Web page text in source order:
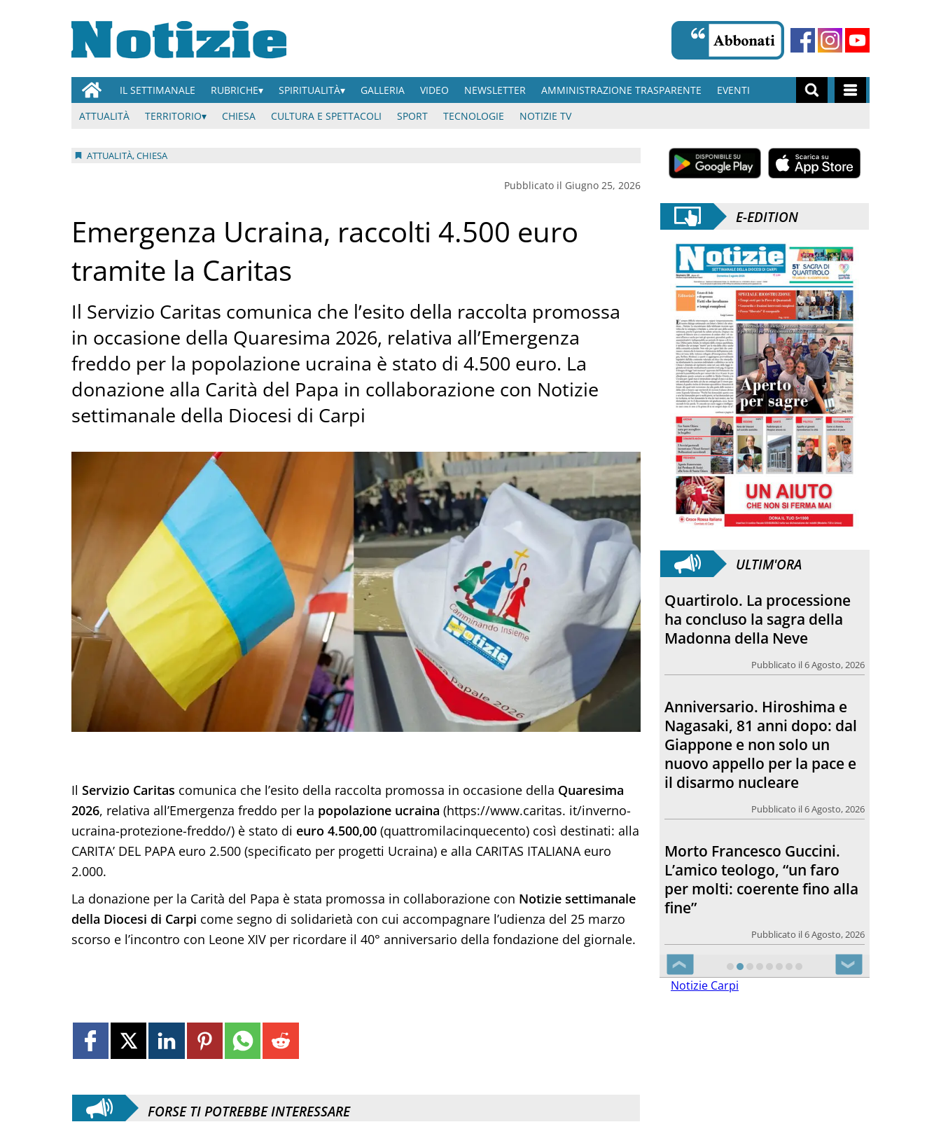
IL SETTIMANALE RUBRICHE SPIRITUALITÀ GALLERIA VIDEO NEWSLETTER AMMINISTRAZIONE TRASPARENTE
EVENTI
ATTUALITÀ
TERRITORIO CHIESA CULTURA E SPETTACOLI SPORT TECNOLOGIE NOTIZIE TV
ATTUALITÀ, CHIESA
Pubblicato il Giugno 25, 2026
Emergenza Ucraina, raccolti 4.500 euro
tramite la Caritas
Il Servizio Caritas comunica che l’esito della raccolta promossa
in occasione della Quaresima 2026, relativa all’Emergenza
freddo per la popolazione ucraina è stato di 4.500 euro. La
donazione alla Carità del Papa in collaborazione con Notizie
settimanale della Diocesi di Carpi
Il Servizio Caritas comunica che l’esito della raccolta promossa in occasione della Quaresima
2026, relativa all’Emergenza freddo per la popolazione ucraina (https://www.caritas. it/inverno-
ucraina-protezione-freddo/) è stato di euro 4.500,00 (quattromilacinquecento) così destinati: alla
CARITA’ DEL PAPA euro 2.500 (specificato per progetti Ucraina) e alla CARITAS ITALIANA euro
2.000.
La donazione per la Carità del Papa è stata promossa in collaborazione con Notizie settimanale
della Diocesi di Carpi come segno di solidarietà con cui accompagnare l’udienza del 25 marzo
scorso e l’incontro con Leone XIV per ricordare il 40° anniversario della fondazione del giornale.
FORSE TI POTREBBE INTERESSARE
E-EDITION
ULTIM'ORA
Anniversario. Hiroshima e
Nagasaki, 81 anni dopo: dal
Giappone e non solo un
nuovo appello per la pace e
il disarmo nucleare
Pubblicato il 6 Agosto, 2026
Morto Francesco Guccini.
L’amico teologo, “un faro
per molti: coerente fino alla
Chiesa. Un abbraccio verso il
futuro, la grande festa del
Papa e dei giovani ad Assisi
Pubblicato il 6 Agosto, 2026
❮ ❯
Notizie Carpi